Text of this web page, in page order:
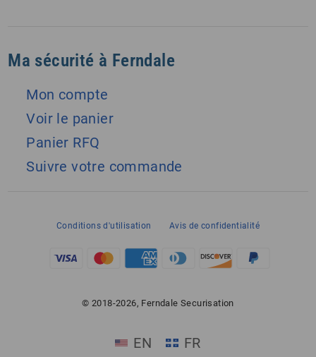
Ma sécurité à Ferndale
Mon compte
Voir le panier
Panier RFQ
Suivre votre commande
Conditions d'utilisation Avis de confidentialité
© 2018-2026, Ferndale Securisation
EN FR